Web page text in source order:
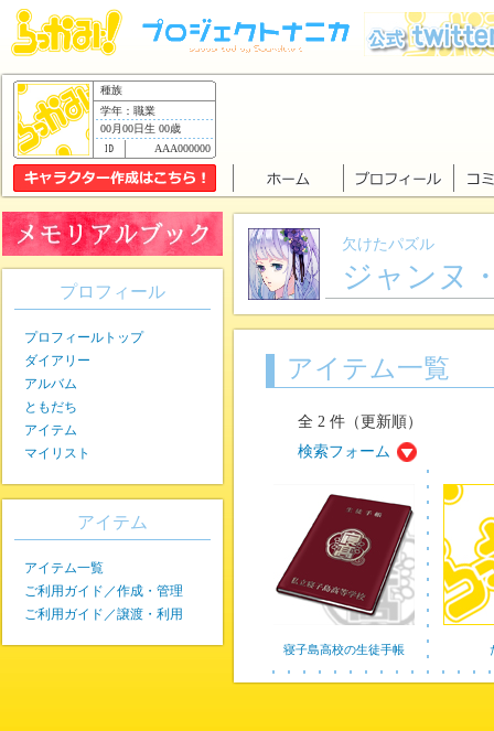
種族
学年：職業
00月00日生 00歳
AAA000000
欠けたパズル
ジャンヌ
アイテム一覧
全 2 件（更新順）
検索フォーム
寝子島高校の生徒手帳
プロフィール
プロフィールトップ
ダイアリー
アルバム
ともだち
アイテム
マイリスト
アイテム
アイテム一覧
ご利用ガイド／作成・管理
ご利用ガイド／譲渡・利用